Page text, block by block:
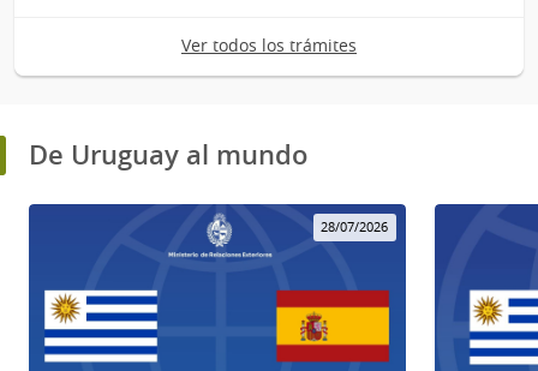
Ver todos los trámites
De Uruguay al mundo
28/07/2026